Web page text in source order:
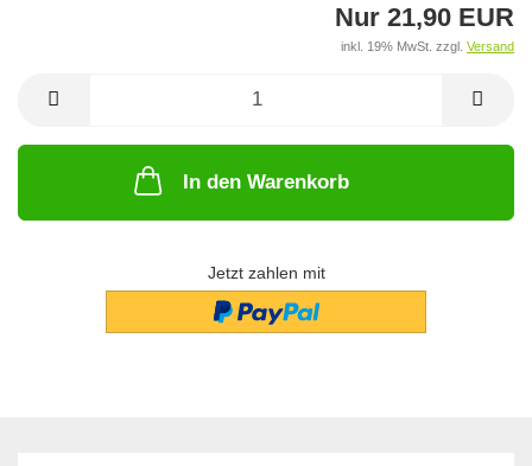
Nur 21,90 EUR
inkl. 19% MwSt. zzgl. Versand
In den Warenkorb
Jetzt zahlen mit